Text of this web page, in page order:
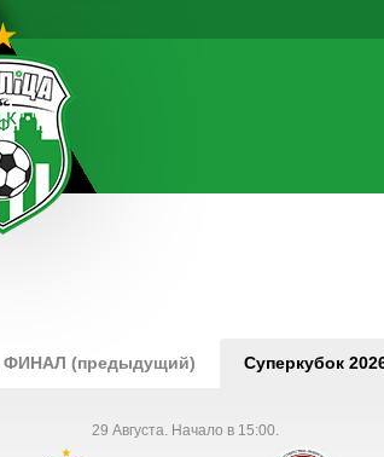
ФИНАЛ (предыдущий) Суперкубок
29 Августа. Начало в 15:00.